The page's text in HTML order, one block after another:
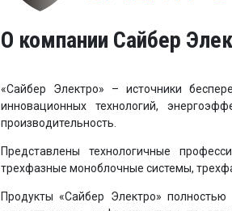
О компании Сайбер
«Сайбер Электро» – источники
инновационных технологий,
производительность.
Представлены технологичные
трехфазные моноблочные системы,
Продукты «Сайбер Электро»